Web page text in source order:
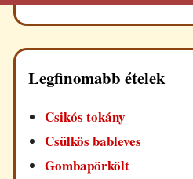
Legfinomabb ételek
Csikós tokány
Csülkös bableves
Gombapörkölt